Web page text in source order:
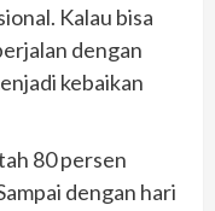
Kalau bisa
dengan
kebaikan
80 persen
dengan hari